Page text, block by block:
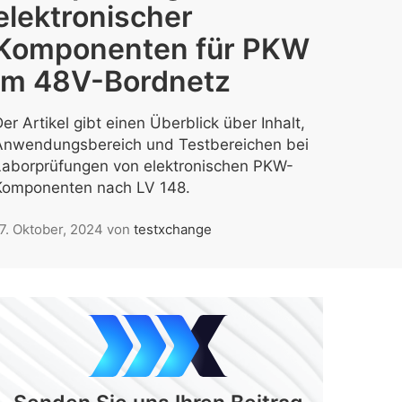
für PKW
48V-Bordnetz
Artikel gibt einen Überblick über Inhalt,
und Testbereichen bei
von elektronischen PKW-
nach LV 148.
Oktober, 2024 von testxchange